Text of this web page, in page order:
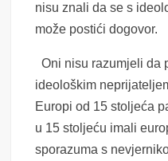
nisu znali da se s
može postići dogovor.
Oni nisu razumjeli da
ideološkim
Europi od 15 stoljeća
u 15 stoljeću imali
sporazuma s